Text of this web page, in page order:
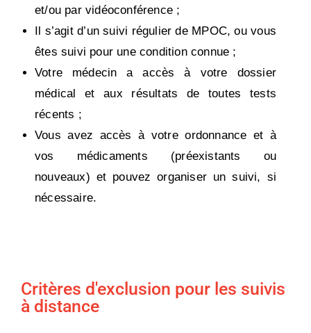
et/ou par vidéoconférence ;
Il s’agit d’un suivi régulier de MPOC, ou vous
êtes suivi pour une condition connue ;
Votre médecin a accès à votre dossier
médical et aux résultats de toutes tests
récents ;
Vous avez accès à votre ordonnance et à
vos médicaments (préexistants ou
nouveaux) et pouvez organiser un suivi, si
nécessaire.
Critères d'exclusion pour les suivis
à distance